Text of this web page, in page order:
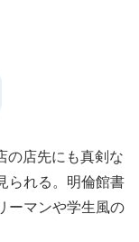
の店先にも真剣な
られる。明倫館書
ーマンや学生風の